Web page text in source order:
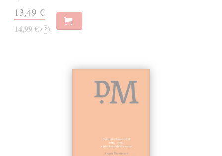
13,49 €
14,99 € ?